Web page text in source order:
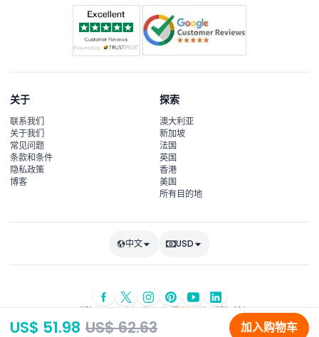
US$ 51.98 US$ 62.63 加入购物车
关于
联系我们
关于我们
常见问题
条款和条件
隐私政策
博客
探索
澳大利亚
新加坡
法国
英国
香港
美国
所有目的地
中文 USD
© 版权 2026杰伊·蒂·阿尔·霍利迪斯- 版权所有